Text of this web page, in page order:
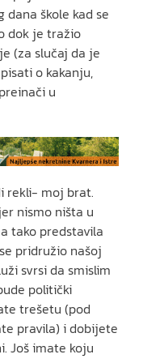
škole kad se
dok je tražio
(za slučaj da je
o kakanju,
u
rekli- moj brat.
nismo ništa u
tako predstavila
pridružio našoj
svrsi da smislim
politički
trešetu (pod
pravila) i dobijete
Još imate koju